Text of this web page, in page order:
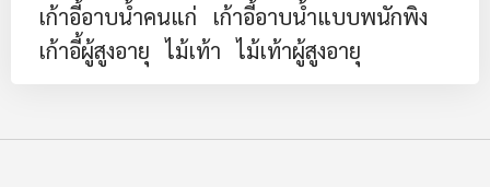
เก้าอี้อาบน้ำคนแก่
เก้าอี้อาบน้ำแบบพนักพิง
เก้าอี้ผู้สูงอายุ ไม้เท้า ไม้เท้าผู้สูงอายุ